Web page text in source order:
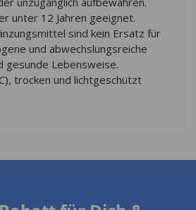
unter 12 Jahren geeignet.
sind kein Ersatz für
und abwechslungsreiche
gesunde Lebensweise.
trocken und lichtgeschützt